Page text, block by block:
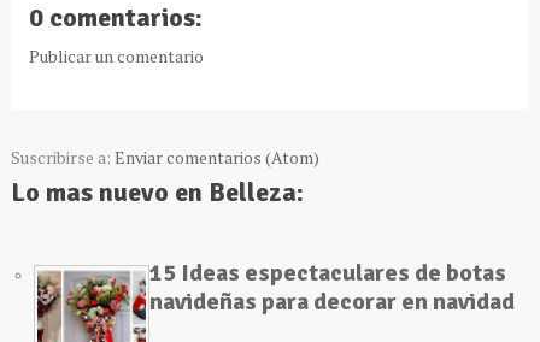
0 comentarios:
Publicar un comentario
Suscribirse a: Enviar comentarios (Atom)
Lo mas nuevo en Belleza:
15 Ideas espectaculares de botas
navideñas para decorar en navidad